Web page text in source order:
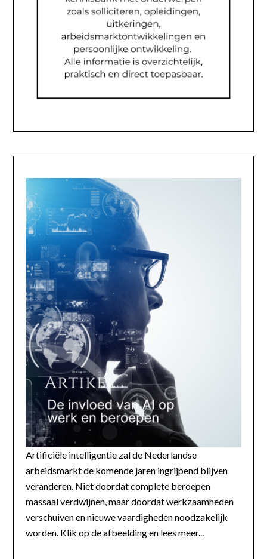
Artificiële intelligentie zal de Nederlandse
arbeidsmarkt de komende jaren ingrijpend blijven
veranderen. Niet doordat complete beroepen
massaal verdwijnen, maar doordat werkzaamheden
verschuiven en nieuwe vaardigheden noodzakelijk
worden. Klik op de afbeelding en lees meer...